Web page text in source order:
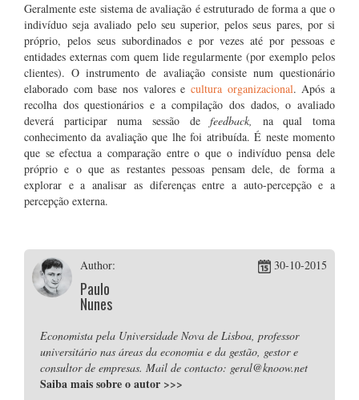
Geralmente este sistema de avaliação é estruturado de forma a que o
indivíduo seja avaliado pelo seu superior, pelos seus pares, por si
próprio, pelos seus subordinados e por vezes até por pessoas e
entidades externas com quem lide regularmente (por exemplo pelos
clientes). O instrumento de avaliação consiste num questionário
elaborado com base nos valores e cultura organizacional. Após a
recolha dos questionários e a compilação dos dados, o avaliado
deverá participar numa sessão defeedback,
na qual toma
conhecimento da avaliação que lhe foi atribuída. É neste momento
que se efectua a comparação entre o que o indivíduo pensa dele
próprio e o que as restantes pessoas pensam dele, de forma a
explorar e a analisar as diferenças entre a auto-percepção e a
percepção externa.
Author:
Paulo
Nunes
30-10-2015
Economista pela Universidade Nova de Lisboa, professor
universitário nas áreas da economia e da gestão, gestor e
consultor de empresas. Mail de contacto: geral@knoow.net
Saiba mais sobre o autor >>>